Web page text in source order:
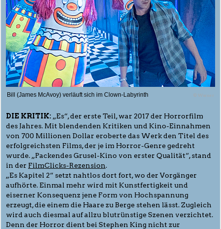
Bill (James McAvoy) verläuft sich im Clown-Labyrinth © Warner
DIE KRITIK: „Es“, der erste Teil, war 2017 der Horrorfilm
des Jahres. Mit blendenden Kritiken und Kino-Einnahmen
von 700 Millionen Dollar eroberte das Werk den Titel des
erfolgreichsten Films, der je im Horror-Genre gedreht
wurde. „Packendes Grusel-Kino von erster Qualität“, stand
in der FilmClicks-Rezension.
„Es Kapitel 2“ setzt nahtlos dort fort, wo der Vorgänger
aufhörte. Einmal mehr wird mit Kunstfertigkeit und
eiserner Konsequenz jene Form von Hochspannung
erzeugt, die einem die Haare zu Berge stehen lässt. Zugleich
wird auch diesmal auf allzu blutrünstige Szenen verzichtet.
Denn der Horror dient bei Stephen King nicht zur